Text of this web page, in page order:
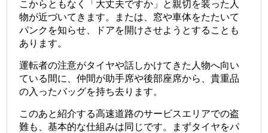
こからともなく「大丈夫ですか」と親切を装った人
物が近づいてきます。または、窓や車体をたたいて
パンクを知らせ、ドアを開けさせようとすることも
あります。
運転者の注意がタイヤや話しかけてきた人物へ向い
ている間に、仲間が助手席や後部座席から、貴重品
の入ったバッグを持ち去ります。
このあと紹介する高速道路のサービスエリアでの盗
難も、基本的な仕組みは同じです。まずタイヤをパ